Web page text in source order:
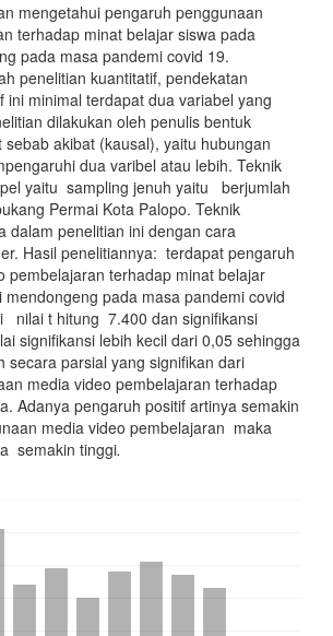
mengetahui pengaruh penggunaan
terhadap minat belajar siswa pada
pada masa pandemi covid 19.
penelitian kuantitatif, pendekatan
ini minimal terdapat dua variabel yang
dilakukan oleh penulis bentuk
sebab akibat (kausal), yaitu hubungan
dua varibel atau lebih. Teknik
yaitu sampling jenuh yaitu berjumlah
Permai Kota Palopo. Teknik
dalam penelitian ini dengan cara
Hasil penelitiannya: terdapat pengaruh
pembelajaran terhadap minat belajar
mendongeng pada masa pandemi covid
nilai t hitung 7.400 dan signifikansi
signifikansi lebih kecil dari 0,05 sehingga
secara parsial yang signifikan dari
media video pembelajaran terhadap
Adanya pengaruh positif artinya semakin
media video pembelajaran maka
semakin tinggi.